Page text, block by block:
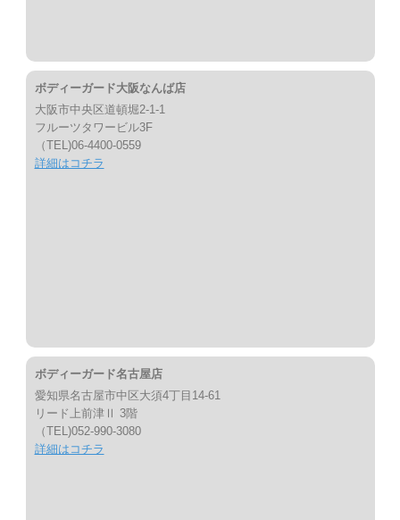
ボディーガード大阪なんば店
大阪市中央区道頓堀2-1-1
フルーツタワービル3F
（TEL)06-4400-0559
詳細はコチラ
ボディーガード名古屋店
愛知県名古屋市中区大須4丁目14-61
リード上前津Ⅱ 3階
（TEL)052-990-3080
詳細はコチラ